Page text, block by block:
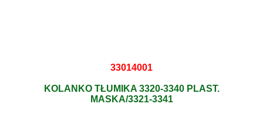
33014001
KOLANKO TŁUMIKA 3320-3340 PLAST.
MASKA/3321-3341